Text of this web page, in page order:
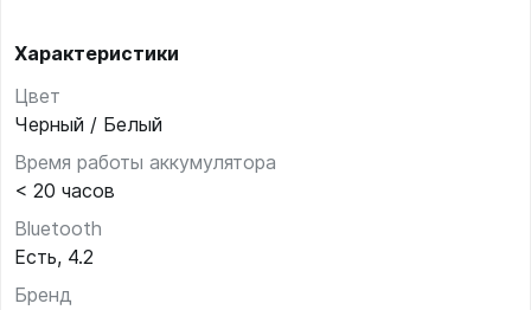
Характеристики
Цвет
Черный / Белый
Время работы аккумулятора
< 20 часов
Bluetooth
Есть, 4.2
Бренд